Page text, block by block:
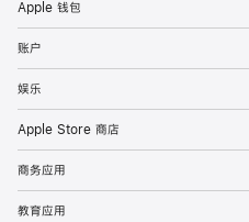
Apple 钱包
账户
娱乐
Apple Store 商店
商务应用
教育应用